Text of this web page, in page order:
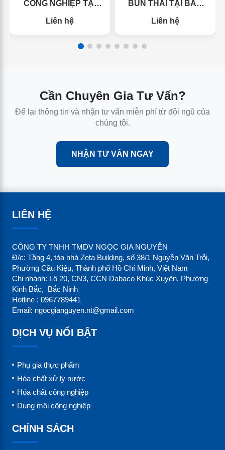
Đ/c: 91/19/24 Nguyễn Trọng Tuyển, Phường 15,
Tp Bắc Ninh
Hotline: 0903.723.006
Email: ngocgianguyen.nt@gmail.com
CÔNG NGHIỆP TẠI
BẮC GIANG
Liên hệ
BÙN THẢI TẠI BẮC
NINH
Liên hệ
Cần Chuyên Gia Tư Vấn?
Để lại thông tin và nhận tư vấn miễn phí từ đội ngũ của
chúng tôi.
NHẬN TƯ VẤN NGAY
LIÊN HỆ
CÔNG TY TNHH TMDV NGỌC GIA NGUYỄN
Đ/c: Tầng 4, tòa nhà Zeta Building, số 38/1 Nguyễn Văn Trỗi,
Phường Cầu Kiệu, Thành phố Hồ Chí Minh, Việt Nam
Chi nhánh: Lô 20, CN3, CCN Dabaco Khúc Xuyên, Phường
Kinh Bắc, Bắc Ninh
Hotline : 0967789441
Email: ngocgianguyen.nt@gmail.com
DỊCH VỤ NỔI BẬT
Phụ gia thực phẩm
Hóa chất xử lý nước
Hóa chất công nghiệp
Dung môi công nghiệp
CHÍNH SÁCH